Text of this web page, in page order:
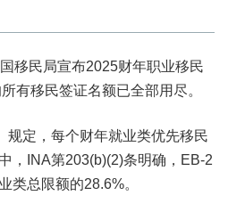
移民局宣布2025财年职业移民
有移民签证名额已全部用尽。
规定，每个财年就业类优先移民
，INA第203(b)(2)条明确，EB-2
类总限额的28.6%。